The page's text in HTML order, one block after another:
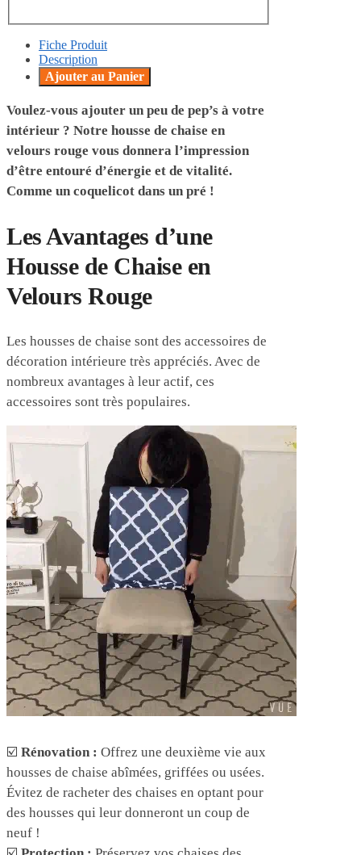
Fiche Produit
Description
Ajouter au Panier
Voulez-vous ajouter un peu de pep’s à votre
intérieur ? Notre housse de chaise en
velours rouge vous donnera l’impression
d’être entouré d’énergie et de vitalité.
Comme un coquelicot dans un pré !
Les Avantages d’une
Housse de Chaise en
Velours Rouge
Les housses de chaise sont des accessoires de
décoration intérieure très appréciés. Avec de
nombreux avantages à leur actif, ces
accessoires sont très populaires.
☑️ Rénovation : Offrez une deuxième vie aux
housses de chaise abîmées, griffées ou usées.
Évitez de racheter des chaises en optant pour
des housses qui leur donneront un coup de
neuf !